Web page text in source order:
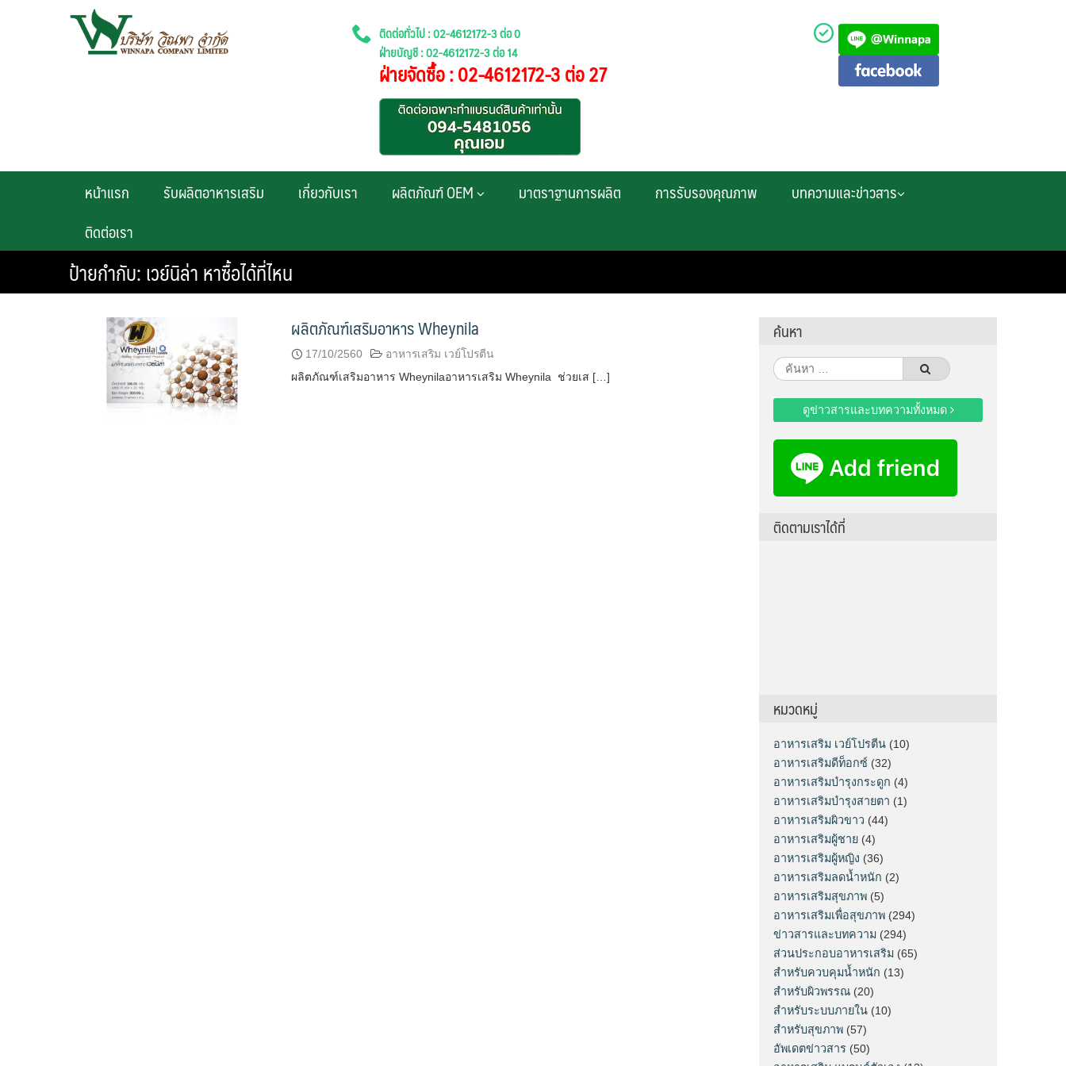
ติดต่อทั่วไป : 02-4612172-3 ต่อ 0
ฝ่ายบัญชี : 02-4612172-3 ต่อ 14
ฝ่ายจัดซื้อ : 02-4612172-3 ต่อ 27
หน้าแรก รับผลิตอาหารเสริม เกี่ยวกับเรา ผลิตภัณฑ์ OEM มาตราฐานการผลิต การรับรองคุณภาพ
บทความและข่าวสาร
ติดต่อเรา
ป้ายกำกับ:เวย์นิล่า หาซื้อได้ที่ไหน
ผลิตภัณฑ์เสริมอาหาร Wheynila
17/10/2560
อาหารเสริม เวย์โปรตีน
ผลิตภัณฑ์เสริมอาหาร Wheynilaอาหารเสริม Wheynila ช่วยเส […]
ค้นหา
ค้นหา
สำหรับ:
ดูข่าวสารและบทความทั้งหมด
ติดตามเราได้ที่
หมวดหมู่
อาหารเสริม เวย์โปรตีน (10)
อาหารเสริมดีท็อกซ์ (32)
อาหารเสริมบำรุงกระดูก (4)
อาหารเสริมบำรุงสายตา (1)
อาหารเสริมผิวขาว (44)
อาหารเสริมผู้ชาย (4)
อาหารเสริมผู้หญิง (36)
อาหารเสริมลดน้ำหนัก (2)
อาหารเสริมสุขภาพ (5)
อาหารเสริมเพื่อสุขภาพ (294)
ข่าวสารและบทความ (294)
ส่วนประกอบอาหารเสริม (65)
สำหรับควบคุมน้ำหนัก (13)
สำหรับผิวพรรณ (20)
สำหรับระบบภายใน (10)
สำหรับสุขภาพ (57)
อัพเดตข่าวสาร (50)